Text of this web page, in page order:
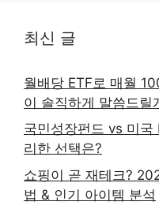
최신 글
월배당 ETF로 매월
이 솔직하게 말씀드릴
국민성장펀드 vs 미국
리한 선택은?
쇼핑이 곧 재테크?
법 & 인기 아이템 분석